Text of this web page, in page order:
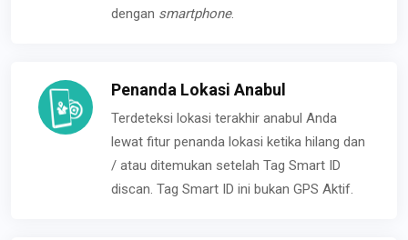
dengan smartphone.
Penanda Lokasi Anabul
Terdeteksi lokasi terakhir anabul Anda
lewat fitur penanda lokasi ketika hilang dan
/ atau ditemukan setelah Tag Smart ID
discan. Tag Smart ID ini bukan GPS Aktif.